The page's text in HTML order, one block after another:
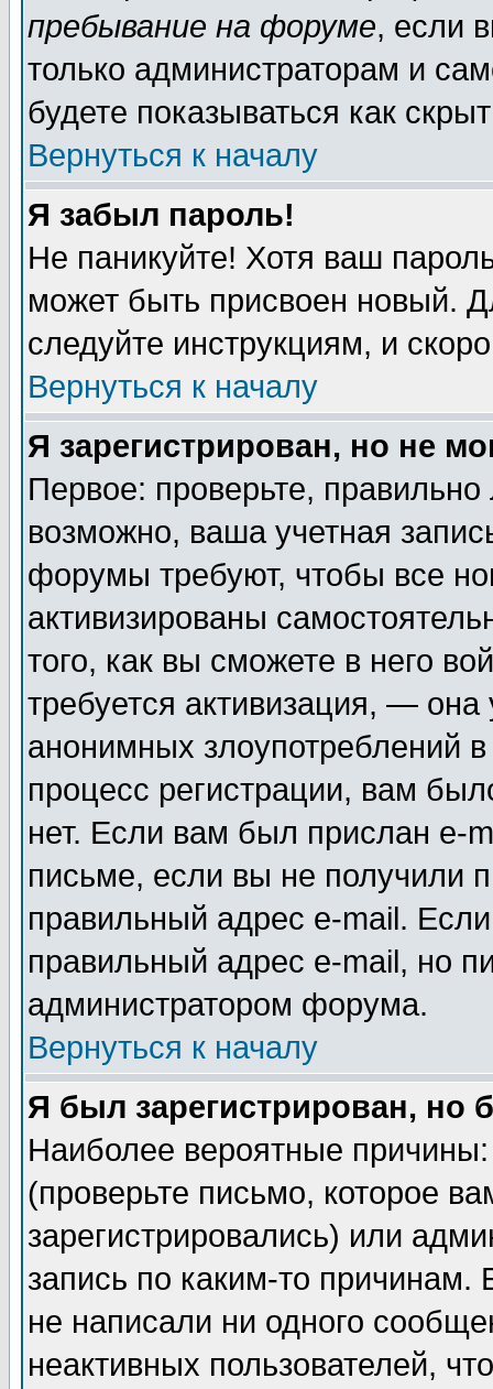
пребывание на форуме, если
только администраторам и
будете показываться как
Вернуться к началу
Я забыл пароль!
Не паникуйте! Хотя ваш
может быть присвоен новый.
следуйте инструкциям, и
Вернуться к началу
Я зарегистрирован, но не
Первое: проверьте,
возможно, ваша учетная
форумы требуют, чтобы все
активизированы
того, как вы сможете в него
требуется активизация, —
анонимных злоупотреблений
процесс регистрации, вам
нет. Если вам был прислан e-
письме, если вы не получили
правильный адрес e-mail.
правильный адрес e-mail, но
администратором форума.
Вернуться к началу
Я был зарегистрирован, но
Наиболее вероятные
(проверьте письмо, которое
зарегистрировались) или
запись по каким-то
не написали ни одного
неактивных пользователей,